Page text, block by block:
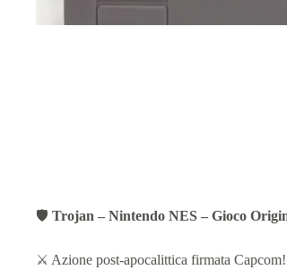
🛡️ Trojan – Nintendo NES – Gioco
⚔️ Azione post-apocalittica firmata